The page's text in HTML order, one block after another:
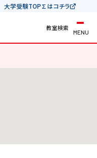
大学受験TOP∑はコチラ
教室検索
MENU